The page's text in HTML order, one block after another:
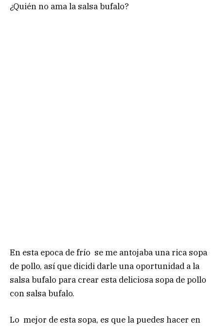
¿Quién no ama la salsa bufalo?
En esta epoca de frío se me antojaba una rica sopa
de pollo, así que dicidi darle una oportunidad a la
salsa bufalo para crear esta deliciosa sopa de pollo
con salsa bufalo.
Lo mejor de esta sopa, es que la puedes hacer en